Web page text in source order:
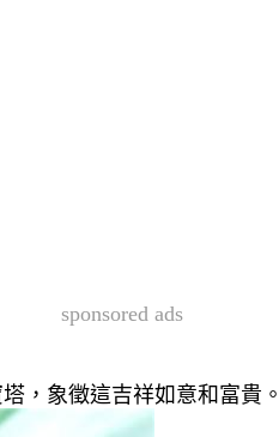
sponsored ads
，象徵這吉祥如意和富貴。